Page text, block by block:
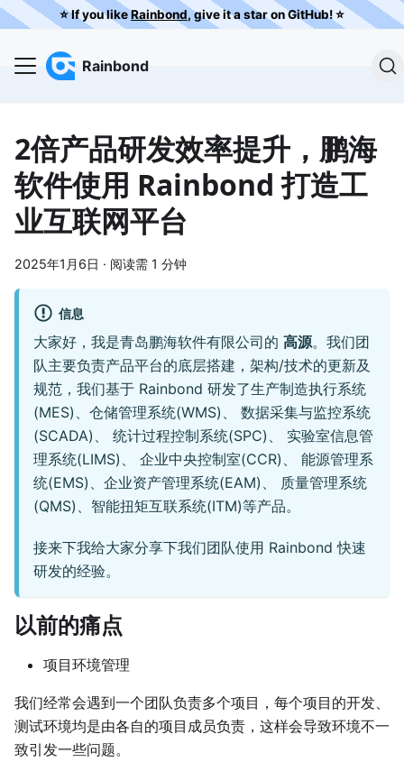
⭐️ If you likeRainbond, give it a star on GitHub! ⭐️
Rainbond
2倍产品研发效率提升，鹏海
软件使用 Rainbond 打造工
业互联网平台
2025年1月6日 · 阅读需 1 分钟
信息
大家好，我是青岛鹏海软件有限公司的 高源。我们团
队主要负责产品平台的底层搭建，架构/技术的更新及
规范，我们基于 Rainbond 研发了生产制造执行系统
(MES)、仓储管理系统(WMS)、 数据采集与监控系统
(SCADA)、 统计过程控制系统(SPC)、 实验室信息管
理系统(LIMS)、 企业中央控制室(CCR)、 能源管理系
统(EMS)、企业资产管理系统(EAM)、 质量管理系统
(QMS)、智能扭矩互联系统(ITM)等产品。
接来下我给大家分享下我们团队使用 Rainbond 快速
研发的经验。
以前的痛点
项目环境管理
我们经常会遇到一个团队负责多个项目，每个项目的开发、
测试环境均是由各自的项目成员负责，这样会导致环境不一
致引发一些问题。